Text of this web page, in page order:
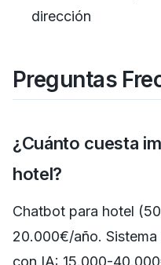
dirección
Preguntas
¿Cuánto cuesta
hotel?
Chatbot para hotel
20.000€/año.
con IA: 15.000-